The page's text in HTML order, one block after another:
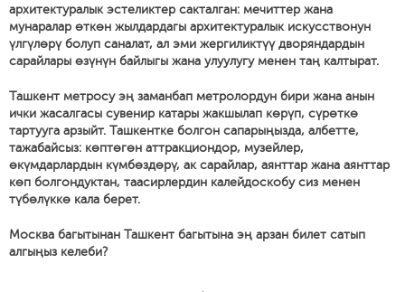
архитектуралык эстеликтер сакталган: мечиттер жана
мунаралар өткөн жылдардагы архитектуралык искусствонун
үлгүлөрү болуп саналат, ал эми жергиликтүү дворяндардын
сарайлары өзүнүн байлыгы жана улуулугу менен таң калтырат.
Ташкент метросу эң заманбап метролордун бири жана анын
ички жасалгасы сувенир катары жакшылап көрүп, сүрөткө
тартууга арзыйт. Ташкентке болгон сапарыңызда, албетте,
тажабайсыз: көптөгөн аттракциондор, музейлер,
өкүмдарлардын күмбөздөрү, ак сарайлар, аянттар жана аянттар
көп болгондуктан, таасирлердин калейдоскобу сиз менен
түбөлүккө кала берет.
Москва багытынан Ташкент багытына эң арзан билет сатып
алгыңыз келеби?